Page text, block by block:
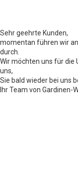
Sehr geehrte Kunden,
momentan führen wir
durch.
Wir möchten uns für die
uns,
Sie bald wieder bei uns
Ihr Team von Gardinen-